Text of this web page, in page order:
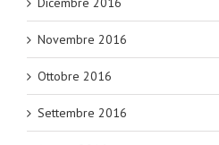
Novembre 2016
Ottobre 2016
Settembre 2016